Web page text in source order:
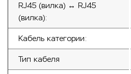
RJ45 (вилка) ↔ RJ45
(вилка):
Кабель категории:
Тип кабеля